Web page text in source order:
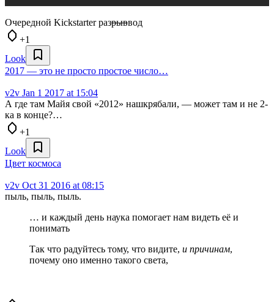
Очередной Kickstarter разрыввод
+1
Look
2017 — это не просто простое число…
v2v Jan 1 2017 at 15:04
А где там Майя свой «2012» нашкрябали, — может там и не 2-
ка в конце?…
+1
Look
Цвет космоса
v2v Oct 31 2016 at 08:15
пыль, пыль, пыль.
… и каждый день наука помогает нам видеть её и
понимать
Так что радуйтесь тому, что видите, и причинам,
почему оно именно такого света,